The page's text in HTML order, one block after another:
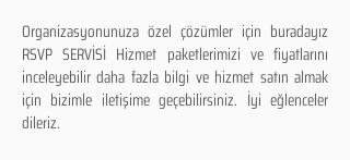
Organizasyonunuza özel çözümler için buradayız
RSVP SERVİSİ Hizmet paketlerimizi ve fiyatlarını
inceleyebilir daha fazla bilgi ve hizmet satın almak
için bizimle iletişime geçebilirsiniz. İyi eğlenceler
dileriz.